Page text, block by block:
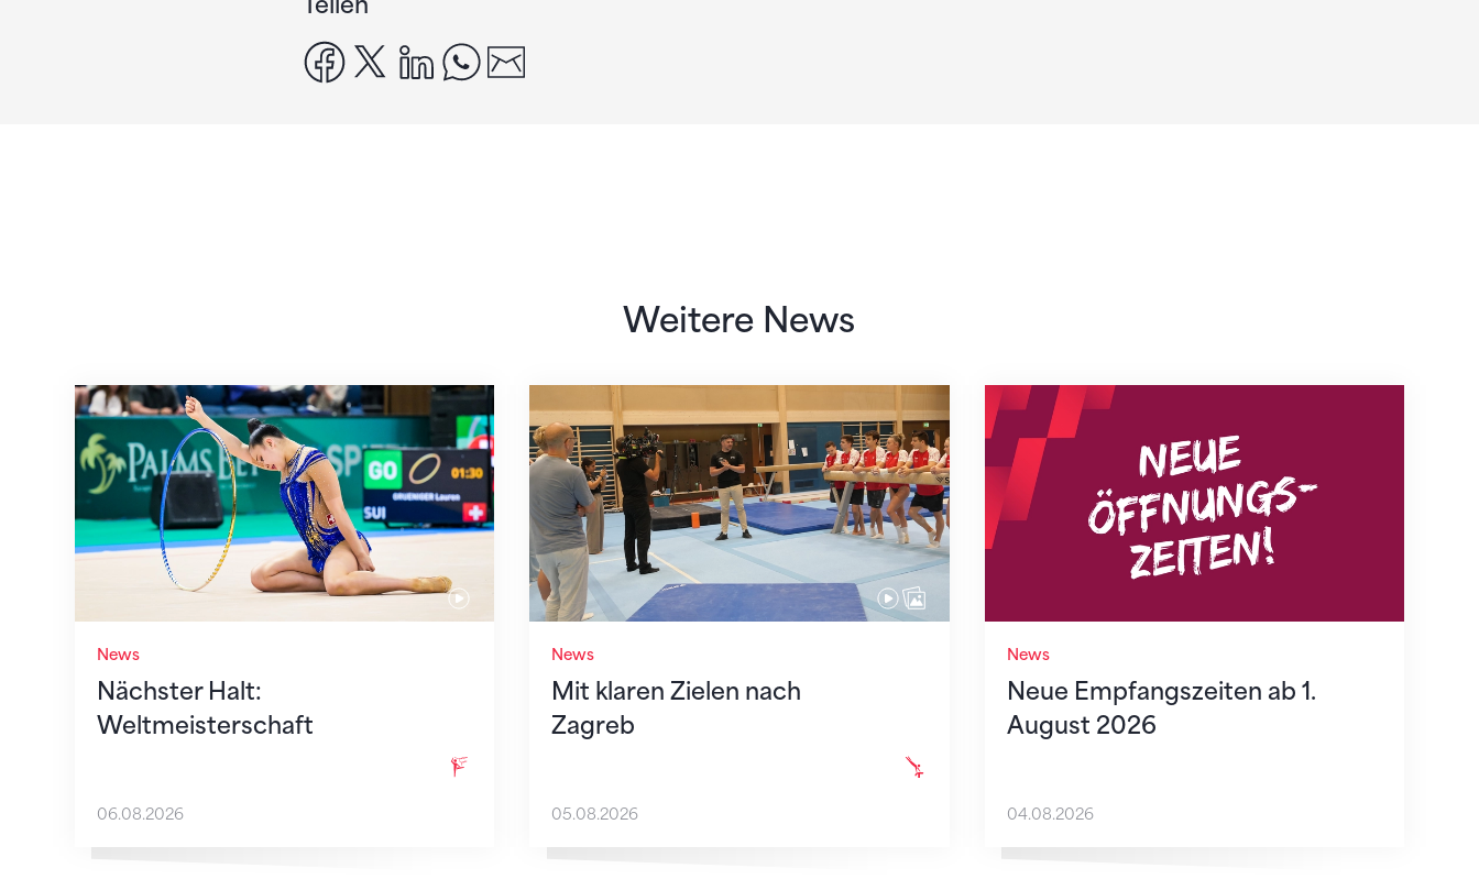
facebook
x linkedinwhatsapp
Weitere News
News
Nächster Halt:
Weltmeisterschaft
Nächster Halt: Weltmeisterschaft
06.08.2026
News
Mit klaren Zielen nach
Zagreb
Mit klaren Zielen nach Zagreb
05.08.2026
News
Neue Empfangszeiten ab 1.
August 2026
Neue Empfangszeiten ab 1. August 2026
04.08.2026